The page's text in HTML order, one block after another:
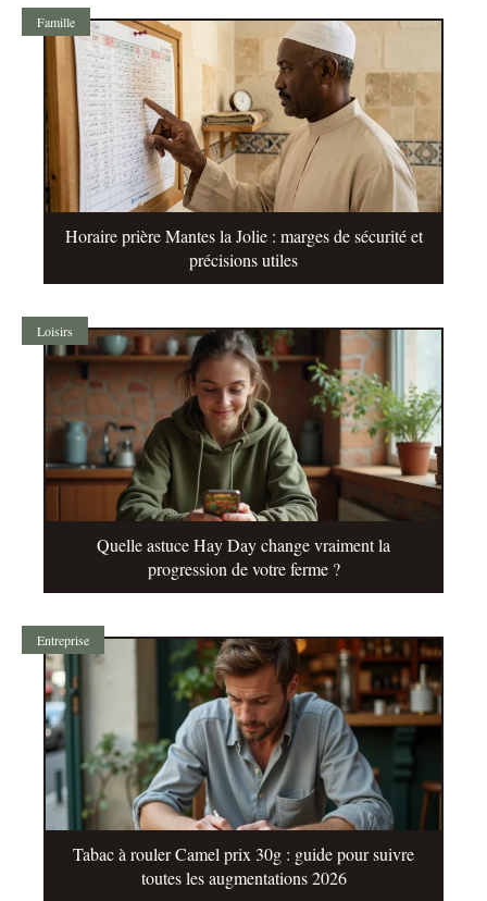
Famille
Horaire prière Mantes la Jolie : marges de sécurité et
précisions utiles
Loisirs
Quelle astuce Hay Day change vraiment la
progression de votre ferme ?
Entreprise
Tabac à rouler Camel prix 30g : guide pour suivre
toutes les augmentations 2026